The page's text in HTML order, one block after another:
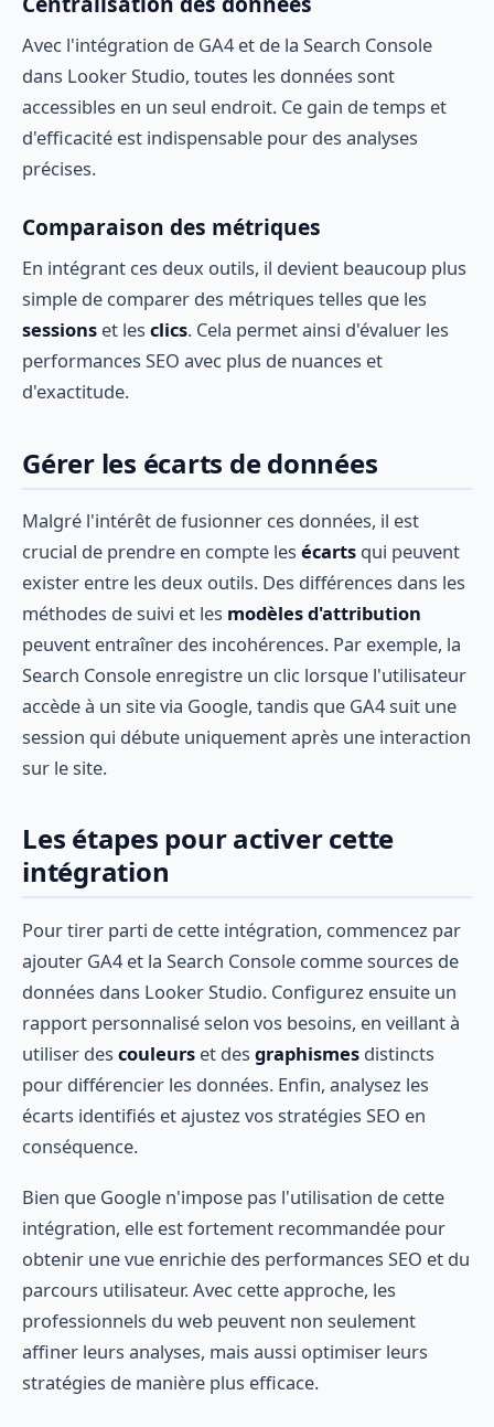
Avec l'intégration de GA4 et de la Search Console
dans Looker Studio, toutes les données sont
accessibles en un seul endroit. Ce gain de temps et
d'efficacité est indispensable pour des analyses
précises.
Comparaison des métriques
En intégrant ces deux outils, il devient beaucoup plus
simple de comparer des métriques telles que les
sessions et les clics. Cela permet ainsi d'évaluer les
performances SEO avec plus de nuances et
d'exactitude.
Gérer les écarts de données
Malgré l'intérêt de fusionner ces données, il est
crucial de prendre en compte les écarts qui peuvent
exister entre les deux outils. Des différences dans les
méthodes de suivi et les modèles d'attribution
peuvent entraîner des incohérences. Par exemple, la
Search Console enregistre un clic lorsque l'utilisateur
accède à un site via Google, tandis que GA4 suit une
session qui débute uniquement après une interaction
sur le site.
Les étapes pour activer cette
intégration
Pour tirer parti de cette intégration, commencez par
ajouter GA4 et la Search Console comme sources de
données dans Looker Studio. Configurez ensuite un
rapport personnalisé selon vos besoins, en veillant à
utiliser des couleurs et des graphismes distincts
pour différencier les données. Enfin, analysez les
écarts identifiés et ajustez vos stratégies SEO en
conséquence.
Bien que Google n'impose pas l'utilisation de cette
intégration, elle est fortement recommandée pour
obtenir une vue enrichie des performances SEO et du
parcours utilisateur. Avec cette approche, les
professionnels du web peuvent non seulement
affiner leurs analyses, mais aussi optimiser leurs
stratégies de manière plus efficace.